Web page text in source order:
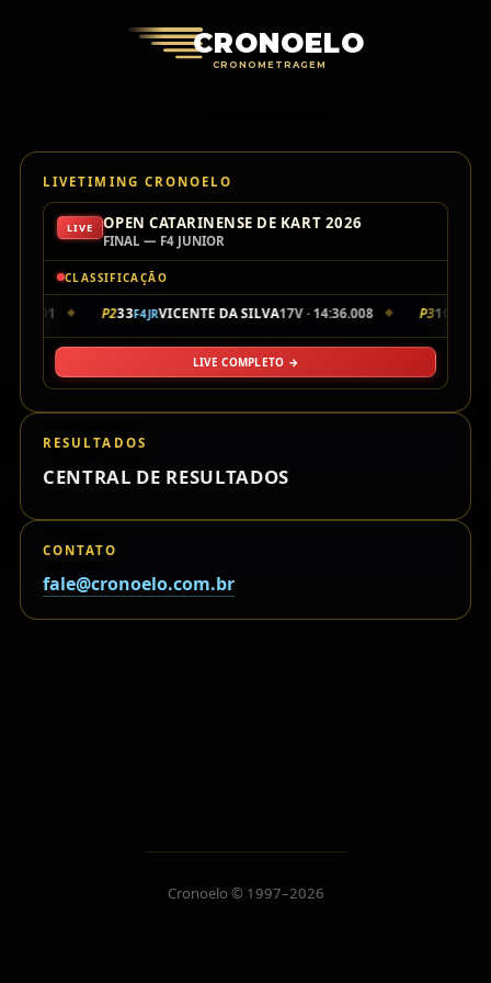
CRONOELO
CRONOMETRAGEM
LIVETIMING CRONOELO
LIVE OPEN CATARINENSE DE KART 2026
FINAL — F4 JUNIOR
CLASSIFICAÇÃO
◆ P233F4JRVICENTE DA SILVA17V · 14:36.008 ◆ P310F4JR
LIVE COMPLETO →
RESULTADOS
CENTRAL DE RESULTADOS
CONTATO
fale@cronoelo.com.br
Cronoelo © 1997–2026